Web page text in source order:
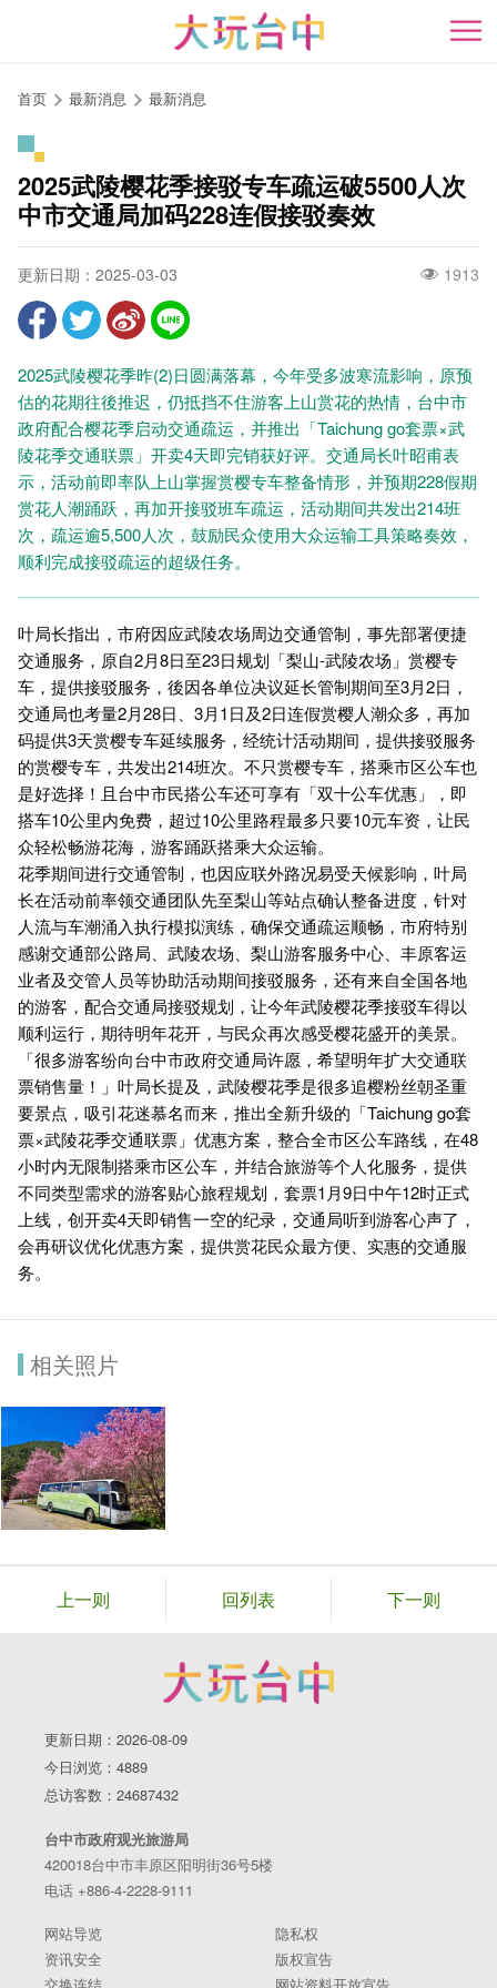
开
首页 最新消息 最新消息
2025武陵樱花季接驳专车疏运破5500人次
中市交通局加码228连假接驳奏效
更新日期：2025-03-03 1913
2025武陵樱花季昨(2)日圆满落幕，今年受多波寒流影响，原预
估的花期往後推迟，仍抵挡不住游客上山赏花的热情，台中市
政府配合樱花季启动交通疏运，并推出「Taichung go套票×武
陵花季交通联票」开卖4天即完销获好评。交通局长叶昭甫表
示，活动前即率队上山掌握赏樱专车整备情形，并预期228假期
赏花人潮踊跃，再加开接驳班车疏运，活动期间共发出214班
次，疏运逾5,500人次，鼓励民众使用大众运输工具策略奏效，
顺利完成接驳疏运的超级任务。
叶局长指出，市府因应武陵农场周边交通管制，事先部署便捷
交通服务，原自2月8日至23日规划「梨山-武陵农场」赏樱专
车，提供接驳服务，後因各单位决议延长管制期间至3月2日，
交通局也考量2月28日、3月1日及2日连假赏樱人潮众多，再加
码提供3天赏樱专车延续服务，经统计活动期间，提供接驳服务
的赏樱专车，共发出214班次。不只赏樱专车，搭乘市区公车也
是好选择！且台中市民搭公车还可享有「双十公车优惠」，即
搭车10公里内免费，超过10公里路程最多只要10元车资，让民
众轻松畅游花海，游客踊跃搭乘大众运输。
花季期间进行交通管制，也因应联外路况易受天候影响，叶局
长在活动前率领交通团队先至梨山等站点确认整备进度，针对
人流与车潮涌入执行模拟演练，确保交通疏运顺畅，市府特别
感谢交通部公路局、武陵农场、梨山游客服务中心、丰原客运
业者及交管人员等协助活动期间接驳服务，还有来自全国各地
的游客，配合交通局接驳规划，让今年武陵樱花季接驳车得以
顺利运行，期待明年花开，与民众再次感受樱花盛开的美景。
「很多游客纷向台中市政府交通局许愿，希望明年扩大交通联
票销售量！」叶局长提及，武陵樱花季是很多追樱粉丝朝圣重
要景点，吸引花迷慕名而来，推出全新升级的「Taichung go套
票×武陵花季交通联票」优惠方案，整合全市区公车路线，在48
小时内无限制搭乘市区公车，并结合旅游等个人化服务，提供
不同类型需求的游客贴心旅程规划，套票1月9日中午12时正式
上线，创开卖4天即销售一空的纪录，交通局听到游客心声了，
会再研议优化优惠方案，提供赏花民众最方便、实惠的交通服
务。
相关照片
上一则 回列表 下一则
更新日期：2026-08-09
今日浏览：4889
总访客数：24687432
台中市政府观光旅游局
420018台中市丰原区阳明街36号5楼
电话 +886-4-2228-9111
网站导览
隐私权
资讯安全
版权宣告